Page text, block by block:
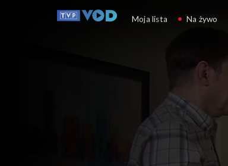
Klan
Moja lista Na żywo